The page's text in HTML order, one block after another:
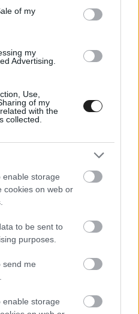
of my
my
Advertising.
Use,
of my
with the
collected.
enable storage
cookies on web or
to be sent to
purposes.
send me
enable storage
felszedhet pár
mivel a módosított
hogy egy picit gyarapítsa
80 kiló (versenyző + az
kímélve is egy kicsit a
[&hellip;]